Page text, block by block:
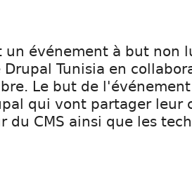
un événement à but non
Tunisia en
Le but de
qui vont partager leur
du CMS ainsi que les